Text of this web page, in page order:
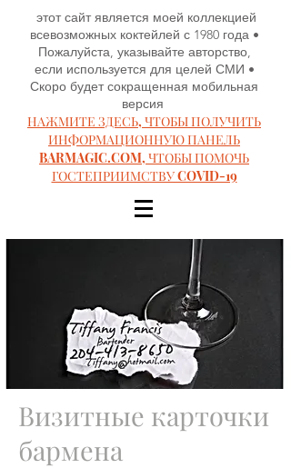
этот сайт является моей коллекцией
всевозможных коктейлей с 1980 года •
Пожалуйста, указывайте авторство,
если используется для целей СМИ •
Скоро будет сокращенная мобильная
версия
НАЖМИТЕ ЗДЕСЬ, ЧТОБЫ ПОЛУЧИТЬ
ИНФОРМАЦИОННУЮ ПАНЕЛЬ
BARMAGIC.COM, ЧТОБЫ ПОМОЧЬ
ГОСТЕПРИИМСТВУ COVID-19
Визитные карточки
бармена